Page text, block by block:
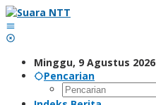
Lewati
ke
konten
Minggu, 9 Agustus 2026
Pencarian